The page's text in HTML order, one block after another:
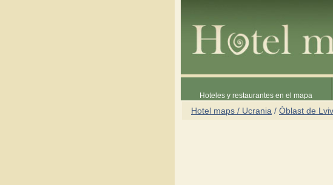
Hoteles y restaurantes en el mapa
Hotel maps / Ucrania / Óblast de Lviv